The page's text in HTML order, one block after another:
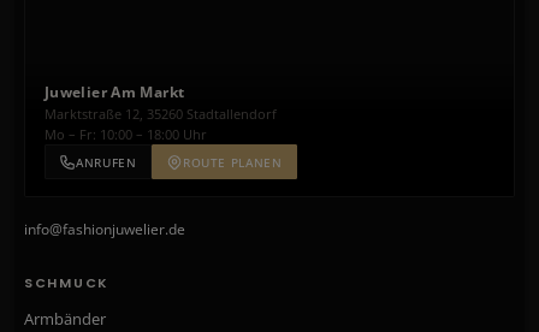
Juwelier Am Markt
Marktstraße 12, 35260 Stadtallendorf
Mo – Fr: 10:00 – 18:00 Uhr
ANRUFEN ROUTE PLANEN
info@fashionjuwelier.de
SCHMUCK
Armbänder